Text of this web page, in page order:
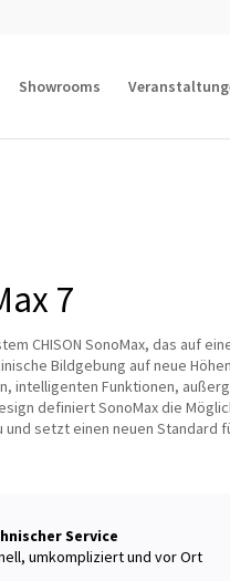
Showrooms
7
CHISON SonoMax, das auf
Bildgebung auf neue
intelligenten Funktionen,
definiert SonoMax die
und setzt einen neuen Standard
Service
umkompliziert und vor Ort